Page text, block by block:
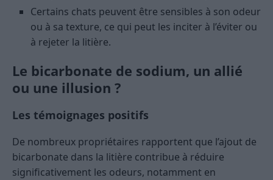
Certains chats peuvent être sensibles à son odeur
ou à sa texture, ce qui peut les inciter à l’éviter ou
à rejeter la litière.
Le bicarbonate de sodium, un allié
ou une illusion ?
Les témoignages positifs
De nombreux propriétaires rapportent que l’ajout de
bicarbonate dans la litière contribue à réduire
significativement les odeurs, notamment en